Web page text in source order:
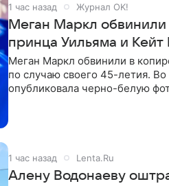
1 час назад Журнал OK!
Меган Маркл
принца Уильяма и
Меган Маркл обвинили в
по случаю своего 45-летия.
опубликовала черно-белую
1 час назад Lenta.Ru
Алену Водонаеву